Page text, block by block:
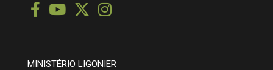
MINISTÉRIO LIGONIER